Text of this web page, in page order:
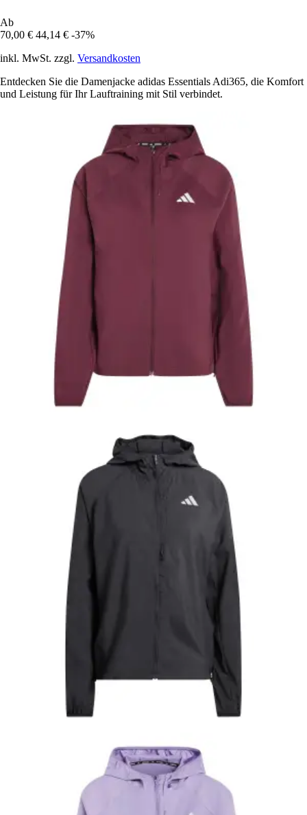
Ab
70,00 € 44,14 € -37%
inkl. MwSt. zzgl. Versandkosten
Entdecken Sie die Damenjacke adidas Essentials Adi365, die Komfort
und Leistung für Ihr Lauftraining mit Stil verbindet.